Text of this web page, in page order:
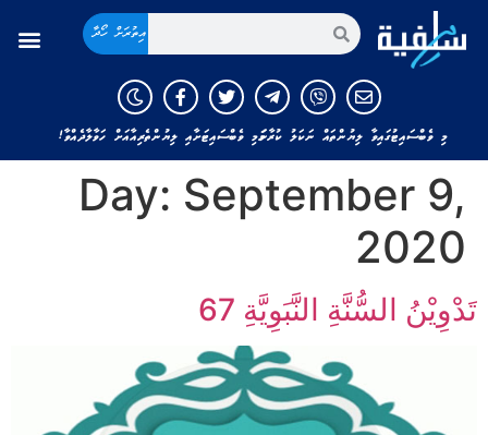
އިތުރަށް ހޯދާ
މި ވެބްސައިޓުގައިވާ ލިޔުންތައް ނަކަލު ކުރާނަމަ މި ވެބްސައިޓަށާއި ލިޔުންތެރިއާއަށް ހަވާލާދެއްވާ!
Day: September 9,
2020
تَدْوِيْنُ السُّنَّةِ النَّبَوِيَّةِ 67